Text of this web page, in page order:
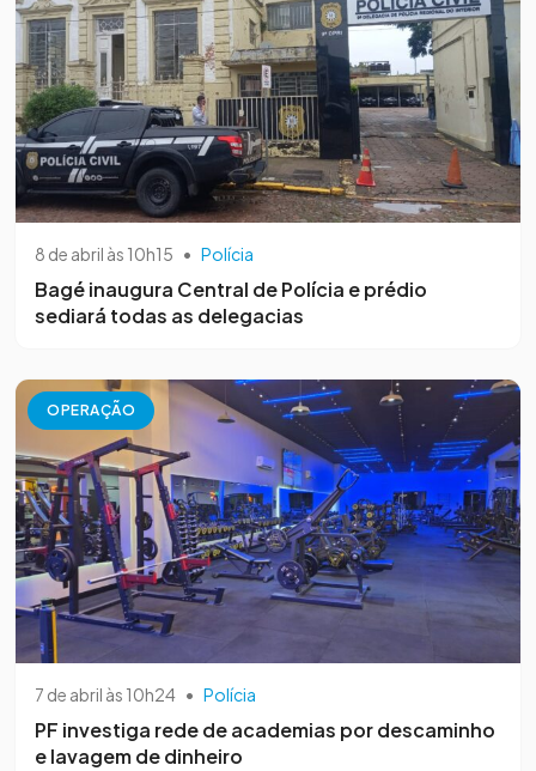
8 de abril às 10h15 • Polícia
Bagé inaugura Central de Polícia e prédio
sediará todas as delegacias
OPERAÇÃO
7 de abril às 10h24 • Polícia
PF investiga rede de academias por descaminho
e lavagem de dinheiro